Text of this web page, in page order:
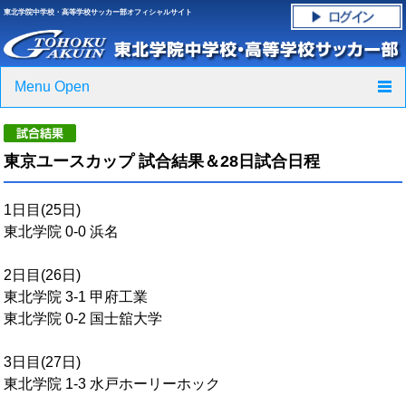
東北学院中学校・高等学校サッカー部オフィシャルサイト
Menu Open
ニュース
グラウンド・施設紹介
応援グッズご案内
東京ユースカップ 試合結果＆28日試合日程
1日目(25日)
東北学院 0-0 浜名
2日目(26日)
東北学院 3-1 甲府工業
東北学院 0-2 国士舘大学
3日目(27日)
東北学院 1-3 水戸ホーリーホック